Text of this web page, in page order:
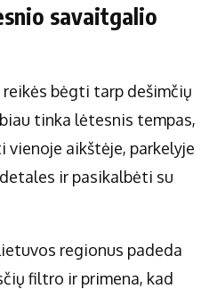
savaitgalio
bėgti tarp dešimčių
tinka lėtesnis tempas,
aikštėje, parkelyje
ir pasikalbėti su
regionus padeda
filtro ir primena, kad